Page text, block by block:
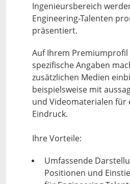
Ingenieursbereich
Engineering-Talenten
präsentiert.
Auf Ihrem Premiumprofil
spezifische Angaben
zusätzlichen Medien
beispielsweise mit
und Videomaterialen für
Eindruck.
Ihre Vorteile:
Umfassende
Positionen und